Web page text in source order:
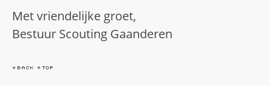
Met vriendelijke groet,
​Bestuur Scouting Gaanderen